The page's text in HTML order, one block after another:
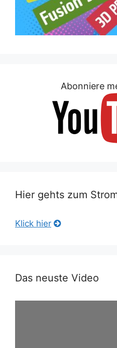
Abonniere
Hier gehts zum
Klick hier
Das neuste Video